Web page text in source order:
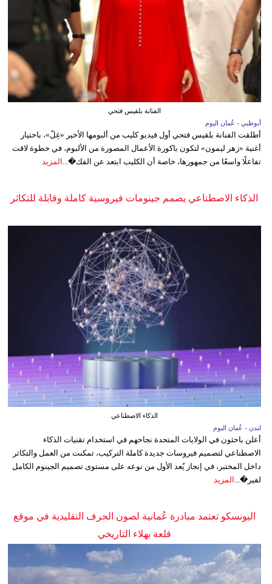
الفنانة بلقيس فتحي
أبوظبي - عُمان اليوم
أطلقت الفنانة بلقيس فتحي أول فيديو كليب من ألبومها الأخير «غِلّ»، باختيار
أغنية «زهر ليمون» لتكون باكورة الأعمال المصورة من الألبوم، في خطوة لاقت
تفاعلًا واسعًا من جمهورها، خاصة أن الكليب ابتعد عن الفك�...
المزيد
الذكاء الاصطناعي يصمم جينومات فيروسية كاملة وقابلة للتكاثر
الذكاء الاصطناعي
لندن - عُمان اليوم
أعلن باحثون في الولايات المتحدة نجاحهم في استخدام تقنيات الذكاء
الاصطناعي لتصميم فيروسات جديدة كاملة التركيب، تمكنت من العمل والتكاثر
داخل المختبر، في إنجاز يُعد الأول من نوعه على مستوى تصميم الجينوم الكامل
لفير�... المزيد
اليونسكو تعتمد مبادرة عُمانية لصون الحرف التقليدية في موقع
قلعة بهلاء التاريخي